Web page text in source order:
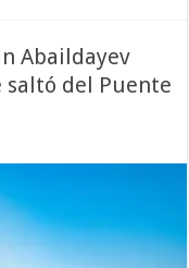
Abaildayev
saltó del Puente